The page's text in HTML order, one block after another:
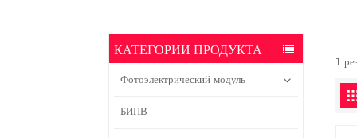
КАТЕГОРИИ ПРОДУКТА
Фотоэлектрический модуль
БИПВ
1